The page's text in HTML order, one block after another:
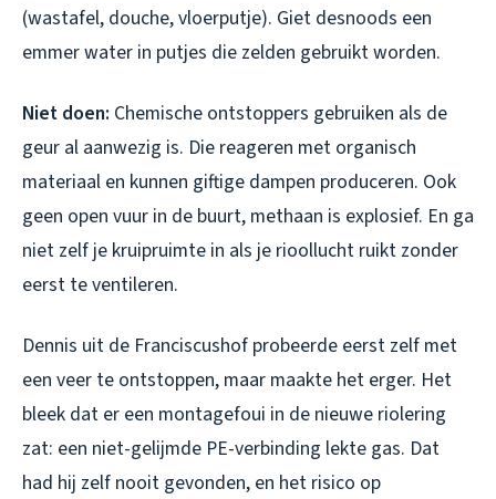
(wastafel, douche, vloerputje). Giet desnoods een
emmer water in putjes die zelden gebruikt worden.
Niet doen: Chemische ontstoppers gebruiken als de
geur al aanwezig is. Die reageren met organisch
materiaal en kunnen giftige dampen produceren. Ook
geen open vuur in de buurt, methaan is explosief. En ga
niet zelf je kruipruimte in als je rioollucht ruikt zonder
eerst te ventileren.
Dennis uit de Franciscushof probeerde eerst zelf met
een veer te ontstoppen, maar maakte het erger. Het
bleek dat er een montagefoui in de nieuwe riolering
zat: een niet-gelijmde PE-verbinding lekte gas. Dat
had hij zelf nooit gevonden, en het risico op